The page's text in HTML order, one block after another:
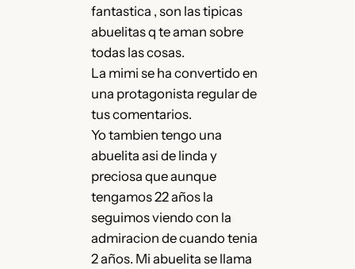
fantastica , son las tipicas
abuelitas q te aman sobre
todas las cosas.
La mimi se ha convertido en
una protagonista regular de
tus comentarios.
Yo tambien tengo una
abuelita asi de linda y
preciosa que aunque
tengamos 22 años la
seguimos viendo con la
admiracion de cuando tenia
2 años. Mi abuelita se llama